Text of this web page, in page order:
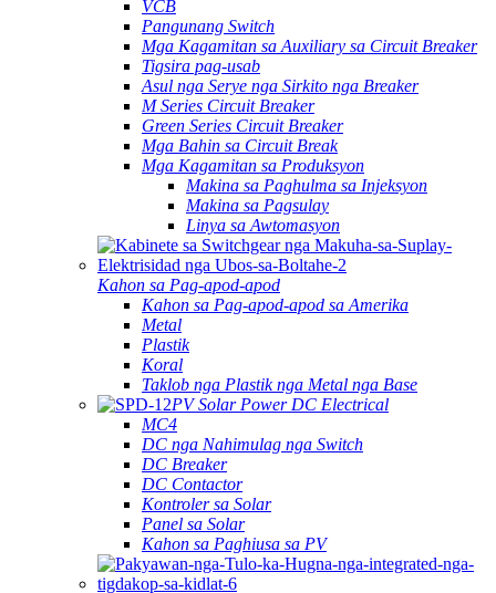
VCB
Pangunang Switch
Mga Kagamitan sa Auxiliary sa Circuit Breaker
Tigsira pag-usab
Asul nga Serye nga Sirkito nga Breaker
M Series Circuit Breaker
Green Series Circuit Breaker
Mga Bahin sa Circuit Break
Mga Kagamitan sa Produksyon
Makina sa Paghulma sa Injeksyon
Makina sa Pagsulay
Linya sa Awtomasyon
Kahon sa Pag-apod-apod
Kahon sa Pag-apod-apod sa Amerika
Metal
Plastik
Koral
Taklob nga Plastik nga Metal nga Base
PV Solar Power DC Electrical
MC4
DC nga Nahimulag nga Switch
DC Breaker
DC Contactor
Kontroler sa Solar
Panel sa Solar
Kahon sa Paghiusa sa PV